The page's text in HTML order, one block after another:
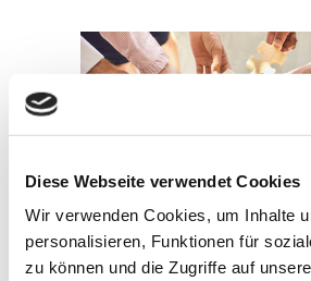
Diese Webseite verwendet Cookies
Wir verwenden Cookies, um Inhalte
personalisieren, Funktionen für
zu können und die Zugriffe auf
16. September 2025 Allgemein